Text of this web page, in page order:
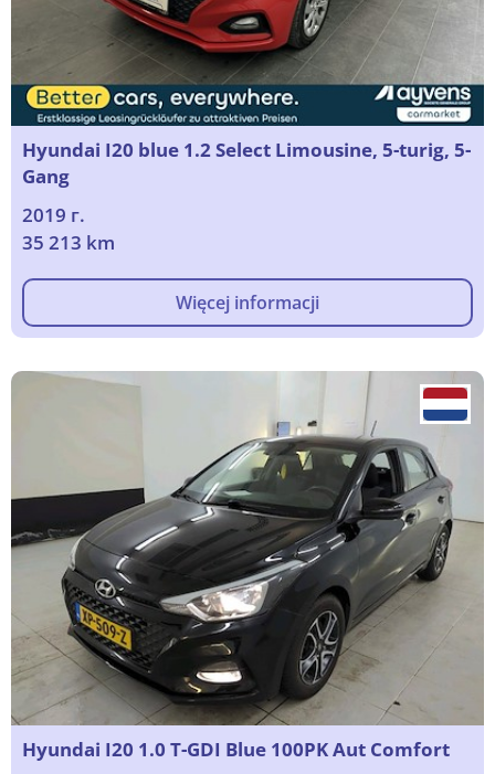
Hyundai I20 blue 1.2 Select Limousine, 5-turig, 5-
Gang
2019 г.
35 213 km
Więcej informacji
Hyundai I20 1.0 T-GDI Blue 100PK Aut Comfort